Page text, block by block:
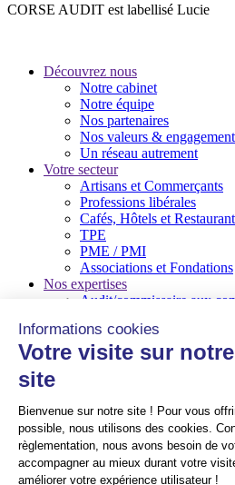
CORSE AUDIT est labellisé Lucie
Découvrez nous
Notre cabinet
Notre équipe
Nos partenaires
Nos valeurs &
Un réseau autrement
Votre secteur
Artisans et Commerçants
Professions libérales
Cafés, Hôtels et
TPE
PME / PMI
Associations et Fondations
Nos expertises
Audit/commissaire aux
Social
Ressources Humaines
Mag expert
© Walter France
Crédits
Mentions légales
Recrutement